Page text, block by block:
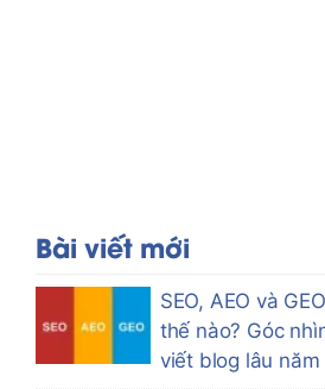
Bài viết mới
SEO, AEO và
thế nào? Góc
viết blog lâu năm